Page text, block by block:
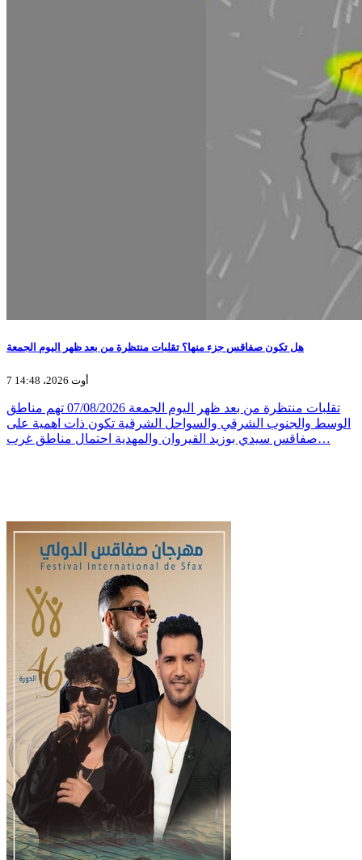
هل تكون صفاقس جزء منها؟ تقلبات منتظرة من بعد ظهر اليوم الجمعة
7 أوت 2026، 14:48
تقلبات منتظرة من بعد ظهر اليوم الجمعة 07/08/2026 تهم مناطق
الوسط والجنوب الشرقي والسواحل الشرقية تكون ذات اهمية على
صفاقس سيدي بوزيد القيروان والمهدية احتمال مناطق غرب…